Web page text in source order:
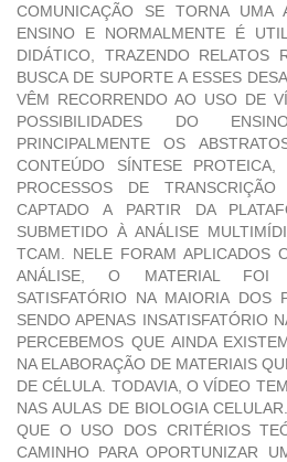
COMUNICAÇÃO SE TORNA UMA
ENSINO E NORMALMENTE É
DIDÁTICO, TRAZENDO RELATOS
BUSCA DE SUPORTE A ESSES
VÊM RECORRENDO AO USO DE
POSSIBILIDADES DO
PRINCIPALMENTE OS
CONTEÚDO SÍNTESE
PROCESSOS DE
CAPTADO A PARTIR DA
SUBMETIDO À ANÁLISE
TCAM. NELE FORAM APLICADOS
ANÁLISE, O MATERIAL FOI
SATISFATÓRIO NA MAIORIA DOS
SENDO APENAS INSATISFATÓRIO
PERCEBEMOS QUE AINDA
NA ELABORAÇÃO DE MATERIAIS
DE CÉLULA. TODAVIA, O VÍDEO
NAS AULAS DE BIOLOGIA
QUE O USO DOS CRITÉRIOS
CAMINHO PARA OPORTUNIZAR